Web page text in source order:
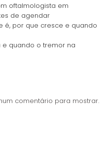
oftalmologista em
de agendar
é, por que cresce e quando
e quando o tremor na
comentário para mostrar.